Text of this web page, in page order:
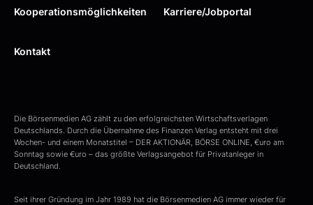
Kooperations­möglichkeiten Karriere/Jobportal
Kontakt
Die Börsenmedien AG zählt zu den erfolgreichsten Wirtschaftsverlagen
Deutschlands. Durch die Übernahme des Finanzen Verlag entsteht mit drei
Wochen- und einem Monatstitel – DER AKTIONÄR, BÖRSE ONLINE, €uro am
Sonntag sowie €uro – das größte Verlagsangebot für Privatanleger in
Deutschland.
Seit ihrer Gründung im Jahr 1989 hat die Börsenmedien AG immer wieder für